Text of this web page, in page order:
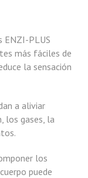
ENZI-PLUS
más fáciles de
la sensación
a aliviar
los gases, la
los
puede